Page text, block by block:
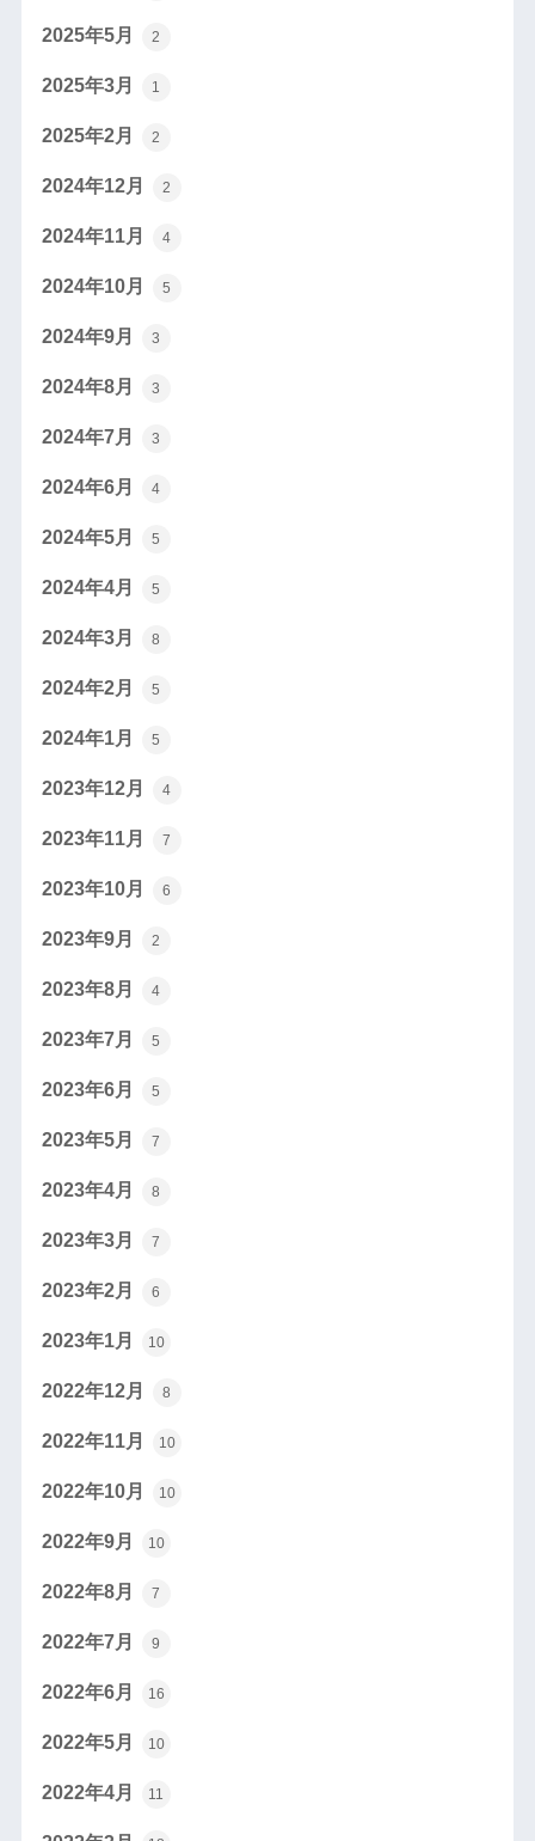
2025年5月 2
2025年3月 1
2025年2月 2
2024年12月 2
2024年11月 4
2024年10月 5
2024年9月 3
2024年8月 3
2024年7月 3
2024年6月 4
2024年5月 5
2024年4月 5
2024年3月 8
2024年2月 5
2024年1月 5
2023年12月 4
2023年11月 7
2023年10月 6
2023年9月 2
2023年8月 4
2023年7月 5
2023年6月 5
2023年5月 7
2023年4月 8
2023年3月 7
2023年2月 6
2023年1月 10
2022年12月 8
2022年11月 10
2022年10月 10
2022年9月 10
2022年8月 7
2022年7月 9
2022年6月 16
2022年5月 10
2022年4月 11